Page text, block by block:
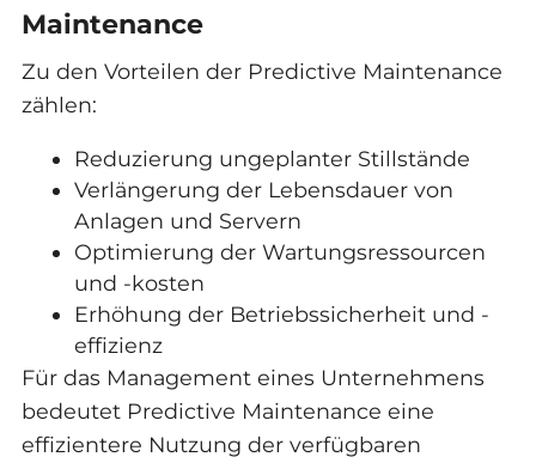
Maintenance
Zu den Vorteilen der Predictive Maintenance
zählen:
Reduzierung ungeplanter Stillstände
Verlängerung der Lebensdauer von
Anlagen und Servern
Optimierung der Wartungsressourcen
und -kosten
Erhöhung der Betriebssicherheit und -
effizienz
Für das Management eines Unternehmens
bedeutet Predictive Maintenance eine
effizientere Nutzung der verfügbaren